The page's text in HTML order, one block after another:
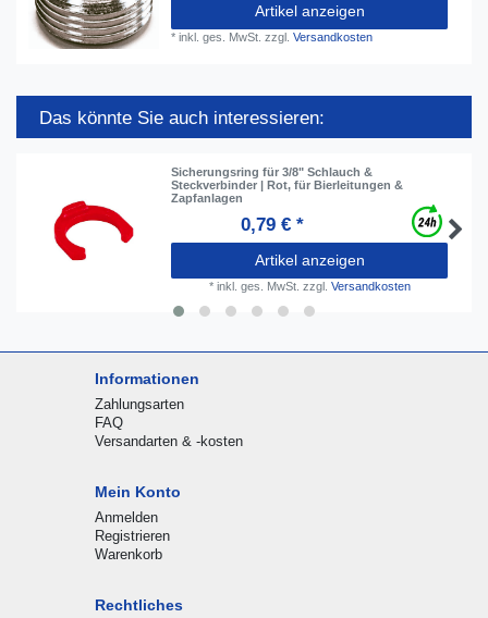
Artikel anzeigen
*inkl. ges. MwSt. zzgl.Versandkosten
Das könnte Sie auch interessieren:
Sicherungsring für 3/8" Schlauch &
Steckverbinder | Rot, für Bierleitungen &
Zapfanlagen
0,79 € *
Artikel anzeigen
* inkl. ges. MwSt. zzgl. Versandkosten
Informationen
Zahlungsarten
FAQ
Versandarten & -kosten
Mein Konto
Anmelden
Registrieren
Warenkorb
Rechtliches